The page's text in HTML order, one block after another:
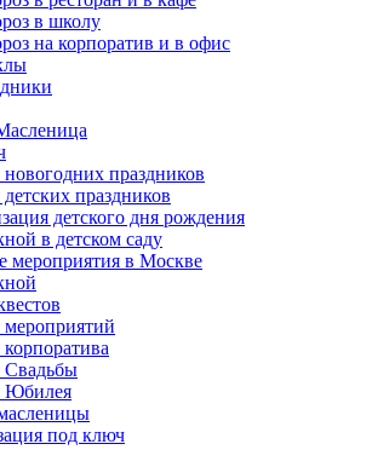
в школу
на корпоратив и в офис
праздников
праздников
детского дня рождения
в детском саду
мероприятия в Москве
Свадьбы
Юбилея
под ключ